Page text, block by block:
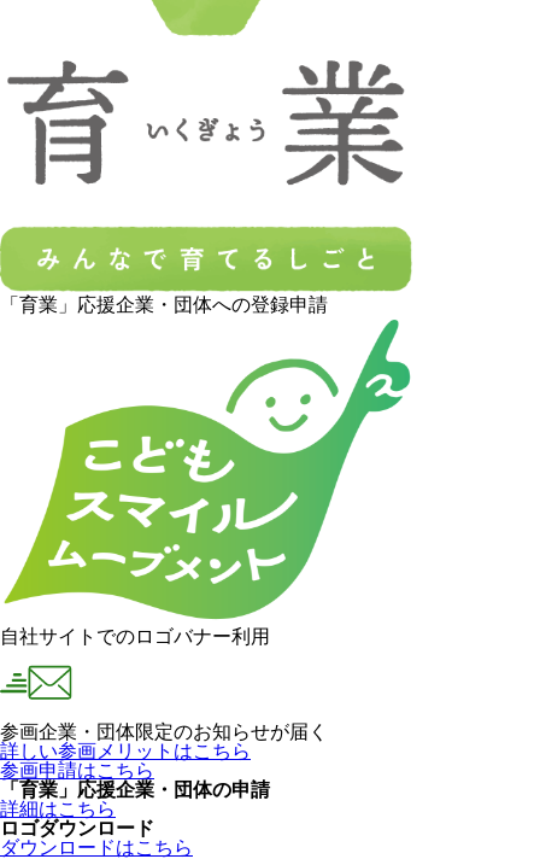
「育業」応援企業・団体への登録申請
自社サイトでのロゴバナー利用
参画企業・団体限定のお知らせが届く
詳しい参画メリットはこちら
参画申請はこちら
「育業」応援企業・団体の申請
詳細はこちら
ロゴダウンロード
ダウンロードはこちら